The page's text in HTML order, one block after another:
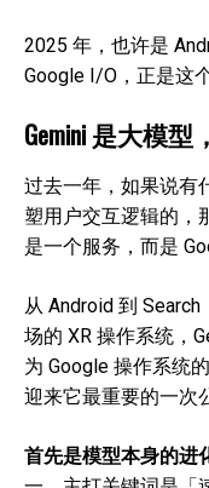
2025 年，也许是
Google I/O，正是这
Gemini 是大模型
过去一年，如果说有
塑用户交互逻辑的，
是一个服务，而是
从 Android 到
场的 XR 操作系统，
为 Google 操作系统
迎来它最重要的一次
首先是模型本身的进